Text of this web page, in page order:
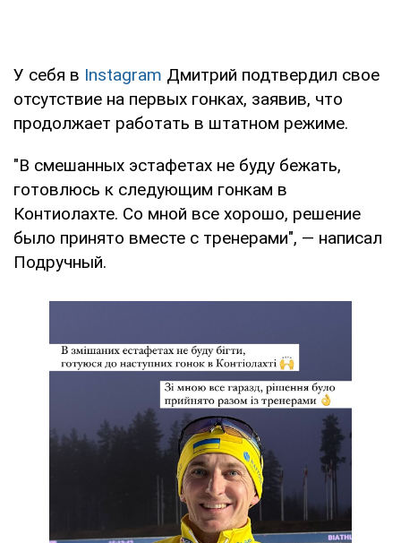
У себя в Instagram Дмитрий подтвердил свое
отсутствие на первых гонках, заявив, что
продолжает работать в штатном режиме.
"В смешанных эстафетах не буду бежать,
готовлюсь к следующим гонкам в
Контиолахте. Со мной все хорошо, решение
было принято вместе с тренерами", — написал
Подручный.